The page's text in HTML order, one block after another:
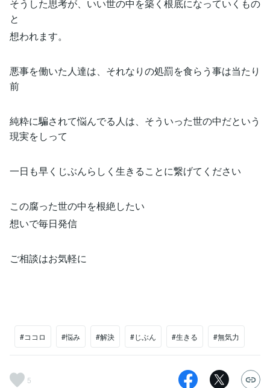
そうした思考が、いい世の中を築く根底になっていくもの
と
想われます。
悪事を働いた人達は、それなりの処罰を食らう事は当たり
前
純粋に騙されて悩んでる人は、そういった世の中だという
現実をしって
一日も早くじぶんらしく生きることに繋げてください
この腐った世の中を根絶したい
想いで毎日発信
ご相談はお気軽に
#ココロ #悩み #解決 #じぶん #生きる #無気力
5